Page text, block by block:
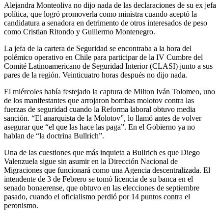
Alejandra Monteoliva no dijo nada de las declaraciones de su ex jefa
política, que logró promoverla como ministra cuando aceptó la
candidatura a senadora en detrimento de otros interesados de peso
como Cristian Ritondo y Guillermo Montenegro.
La jefa de la cartera de Seguridad se encontraba a la hora del
polémico operativo en Chile para participar de la IV Cumbre del
Comité Latinoamericano de Seguridad Interior (CLASI) junto a sus
pares de la región. Veinticuatro horas después no dijo nada.
El miércoles había festejado la captura de Milton Iván Tolomeo, uno
de los manifestantes que arrojaron bombas molotov contra las
fuerzas de seguridad cuando la Reforma laboral obtuvo media
sanción. “El anarquista de la Molotov”, lo llamó antes de volver
asegurar que “el que las hace las paga”. En el Gobierno ya no
hablan de “la doctrina Bullrich”.
Una de las cuestiones que más inquieta a Bullrich es que Diego
Valenzuela sigue sin asumir en la Dirección Nacional de
Migraciones que funcionará como una Agencia descentralizada. El
intendente de 3 de Febrero se tomó licencia de su banca en el
senado bonaerense, que obtuvo en las elecciones de septiembre
pasado, cuando el oficialismo perdió por 14 puntos contra el
peronismo.